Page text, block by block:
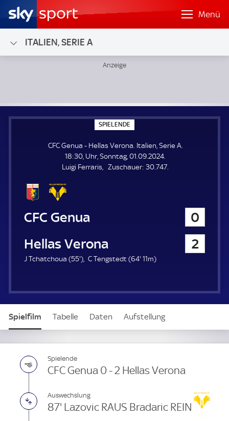
Menü
ITALIEN, SERIE A
SPIELENDE
P
E
L
E
N
CFC Genua - Hellas Verona. Italien, Serie A.
18:30, Uhr, Sonntag, 01.09.2024.
Luigi Ferraris
Zuschauer: Z
30.747.
CFC Genua
0
Hellas Verona
2
J Tchatchoua (55'5
t
) C Tengstedt (64' 6
u
t
11m)
Spielfilm Tabelle Daten Aufstellung
Spielende
CFC Genua 0 - 2 Hellas Verona
Auswechslung
87' Lazovic RAUS Bradaric REIN